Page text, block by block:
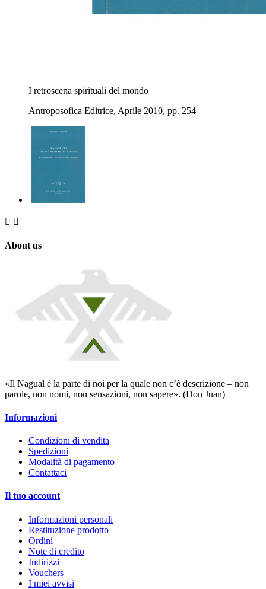
I retroscena spirituali del mondo
Antroposofica Editrice, Aprile 2010, pp. 254
 
About us
«Il Nagual è la parte di noi per la quale non c’è descrizione – non
parole, non nomi, non sensazioni, non sapere». (Don Juan)
Informazioni
Condizioni di vendita
Spedizioni
Modalità di pagamento
Contattaci
Il tuo account
Informazioni personali
Restituzione prodotto
Ordini
Note di credito
Indirizzi
Vouchers
I miei avvisi